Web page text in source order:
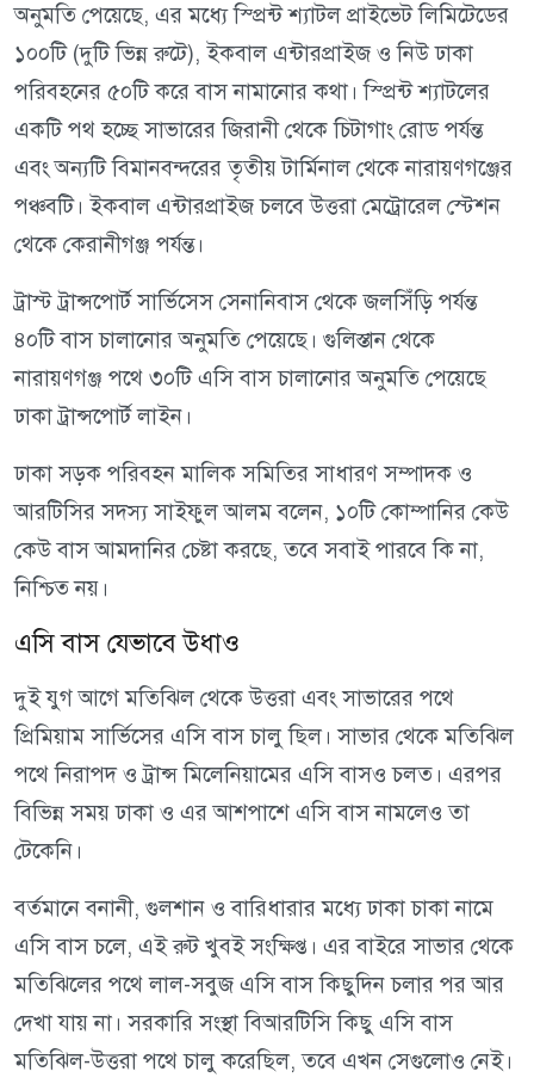
অনুমতি পেয়েছে, এর মধ্যে স্প্রিন্ট শ্যাটল প্রাইভেট লিমিটেডের
১০০টি (দুটি ভিন্ন রুটে), ইকবাল এন্টারপ্রাইজ ও নিউ ঢাকা
পরিবহনের ৫০টি করে বাস নামানোর কথা। স্প্রিন্ট শ্যাটলের
একটি পথ হচ্ছে সাভারের জিরানী থেকে চিটাগাং রোড পর্যন্ত
এবং অন্যটি বিমানবন্দরের তৃতীয় টার্মিনাল থেকে নারায়ণগঞ্জের
পঞ্চবটি। ইকবাল এন্টারপ্রাইজ চলবে উত্তরা মেট্রোরেল স্টেশন
থেকে কেরানীগঞ্জ পর্যন্ত।
ট্রাস্ট ট্রান্সপোর্ট সার্ভিসেস সেনানিবাস থেকে জলসিঁড়ি পর্যন্ত
৪০টি বাস চালানোর অনুমতি পেয়েছে। গুলিস্তান থেকে
নারায়ণগঞ্জ পথে ৩০টি এসি বাস চালানোর অনুমতি পেয়েছে
ঢাকা ট্রান্সপোর্ট লাইন।
ঢাকা সড়ক পরিবহন মালিক সমিতির সাধারণ সম্পাদক ও
আরটিসির সদস্য সাইফুল আলম বলেন, ১০টি কোম্পানির কেউ
কেউ বাস আমদানির চেষ্টা করছে, তবে সবাই পারবে কি না,
নিশ্চিত নয়।
এসি বাস যেভাবে উধাও
দুই যুগ আগে মতিঝিল থেকে উত্তরা এবং সাভারের পথে
প্রিমিয়াম সার্ভিসের এসি বাস চালু ছিল। সাভার থেকে মতিঝিল
পথে নিরাপদ ও ট্রান্স মিলেনিয়ামের এসি বাসও চলত। এরপর
বিভিন্ন সময় ঢাকা ও এর আশপাশে এসি বাস নামলেও তা
টেকেনি।
বর্তমানে বনানী, গুলশান ও বারিধারার মধ্যে ঢাকা চাকা নামে
এসি বাস চলে, এই রুট খুবই সংক্ষিপ্ত। এর বাইরে সাভার থেকে
মতিঝিলের পথে লাল-সবুজ এসি বাস কিছুদিন চলার পর আর
দেখা যায় না। সরকারি সংস্থা বিআরটিসি কিছু এসি বাস
মতিঝিল-উত্তরা পথে চালু করেছিল, তবে এখন সেগুলোও নেই।